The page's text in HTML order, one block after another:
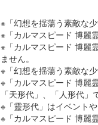
※「幻想を揺蕩う素敵な
※「カルマスピード 博麗
※「カルマスピード 博麗
ません。
※「幻想を揺蕩う素敵な
※「カルマスピード 博麗
「天形代」、「人形代」
※「靈形代」はイベント
※「カルマスピード 博麗